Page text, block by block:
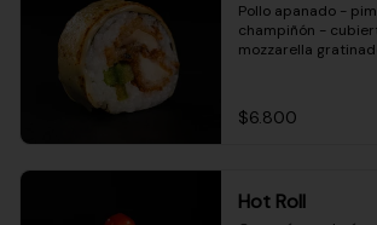
Pollo apanado -
champiñón -
mozzarella
$6.800
Hot Roll